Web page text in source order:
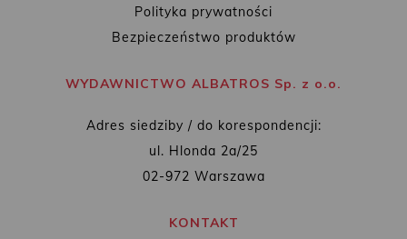
Polityka prywatności
Bezpieczeństwo produktów
WYDAWNICTWO ALBATROS Sp. z o.o.
Adres siedziby / do korespondencji:
ul. Hlonda 2a/25
02-972 Warszawa
KONTAKT